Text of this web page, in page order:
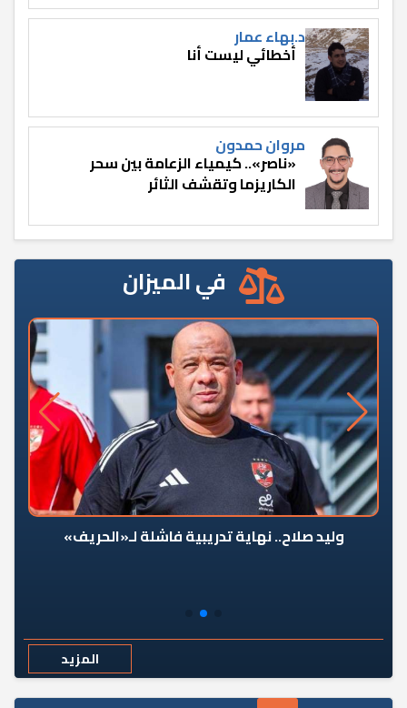
د.بهاء عمار
أخطائي ليست أنا
مروان حمدون
«ناصر».. كيمياء الزعامة بين سحر
الكاريزما وتقشف الثائر
في الميزان
وليد صلاح.. نهاية تدريبية فاشلة لـ«الحريف»
المزيد